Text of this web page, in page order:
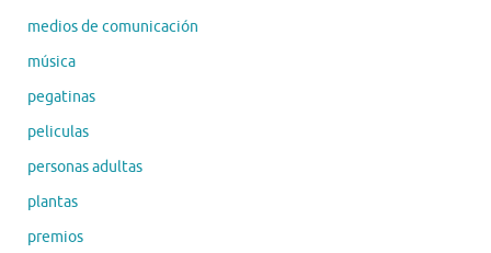
medios de comunicación
música
pegatinas
peliculas
personas adultas
plantas
premios